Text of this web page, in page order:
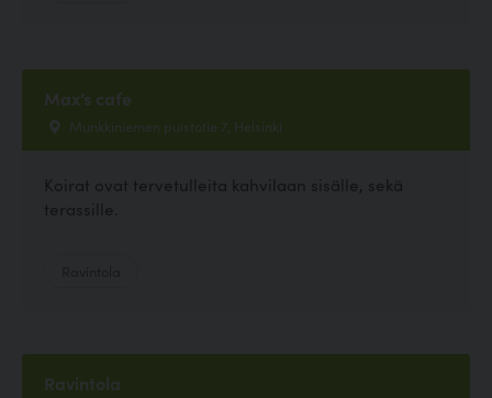
Max’s cafe
Munkkiniemen puistotie 7, Helsinki
Koirat ovat tervetulleita kahvilaan sisälle, sekä
terassille.
Ravintola